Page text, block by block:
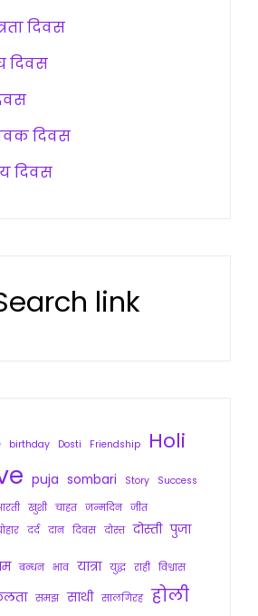
दिवस
दिवस
दिवस
दिवस
link
birthday Dosti Friendship
Holi
puja sombari Story
Success
खुशी चाहत जन्मदिन जीत
दर्द दान दिवस दोस्त दोस्ती पुजा
बन्धन भाव यात्रा युद्ध राही विश्वास
समझ साथी सालगिरह होली